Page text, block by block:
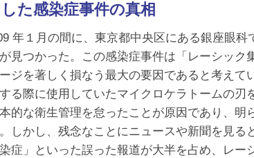
た感染症事件の真相
年１月の間に、東京都中央区にある銀座眼
見つかった。この感染症事件は「レーシック
ジを著しく損なう最大の要因であると考えて
る際に使用していたマイクロケラトームの刃
的な衛生管理を怠ったことが原因であり、明
しかし、残念なことにニュースや新聞を見る
症」といった誤った報道が大半を占め、レー